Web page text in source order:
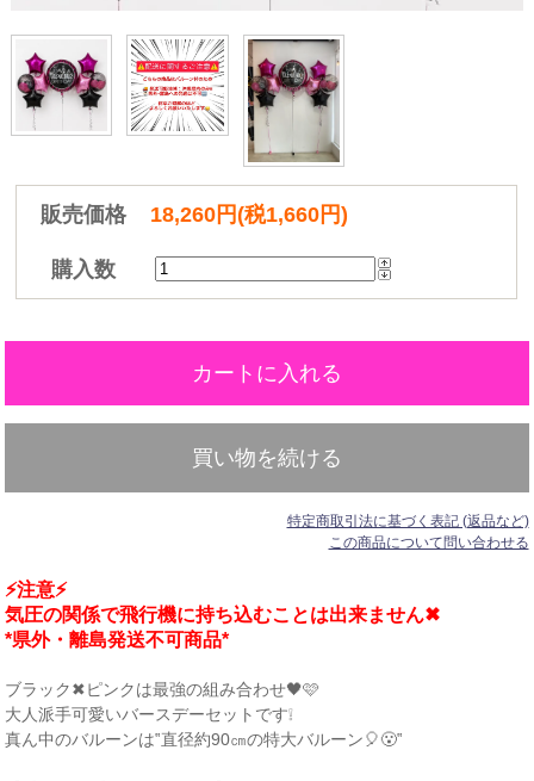
販売価格 18,260円(税1,660円)
購入数
買い物を続ける
特定商取引法に基づく表記 (返品など)
この商品について問い合わせる
⚡注意⚡
気圧の関係で飛行機に持ち込むことは出来ません✖
*県外・離島発送不可商品*
ブラック✖ピンクは最強の組み合わせ🖤🩷
大人派手可愛いバースデーセットです❕
真ん中のバルーンは‟直径約90㎝の特大バルーン🎈😮‟